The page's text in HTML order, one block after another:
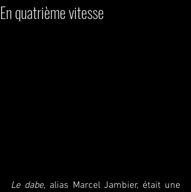
En quatrième vitesse
Le dabe, alias Marcel Jambier, était une